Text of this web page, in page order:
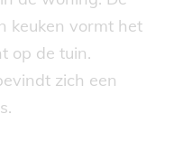
de woning. De
keuken vormt het
op de tuin.